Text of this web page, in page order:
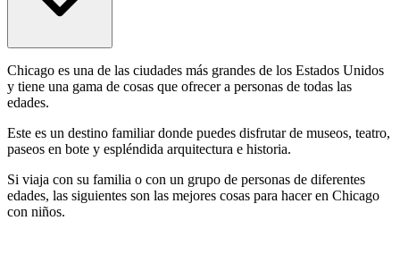
Chicago es una de las ciudades más grandes de los Estados Unidos
y tiene una gama de cosas que ofrecer a personas de todas las
edades.
Este es un destino familiar donde puedes disfrutar de museos, teatro,
paseos en bote y espléndida arquitectura e historia.
Si viaja con su familia o con un grupo de personas de diferentes
edades, las siguientes son las mejores cosas para hacer en Chicago
con niños.